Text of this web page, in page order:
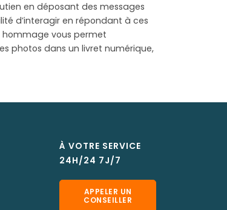
en déposant des messages
d’interagir en répondant à ces
hommage vous permet
photos dans un livret numérique,
À VOTRE SERVICE
24H/24 7J/7
APPELER UN
CONSEILLER